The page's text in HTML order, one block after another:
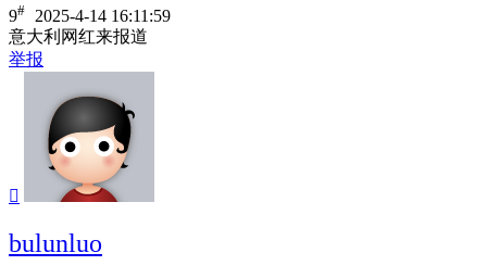
9#
2025-4-14 16:11:59
意大利网红来报道
举报

bulunluo